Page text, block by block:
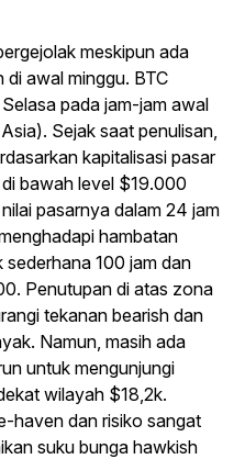
meskipun ada
awal minggu. BTC
pada jam-jam awal
Sejak saat penulisan,
kapitalisasi pasar
bawah level $19.000
pasarnya dalam 24 jam
hambatan
100 jam dan
Penutupan di atas zona
tekanan bearish dan
Namun, masih ada
untuk mengunjungi
wilayah $18,2k.
haven dan risiko sangat
suku bunga hawkish